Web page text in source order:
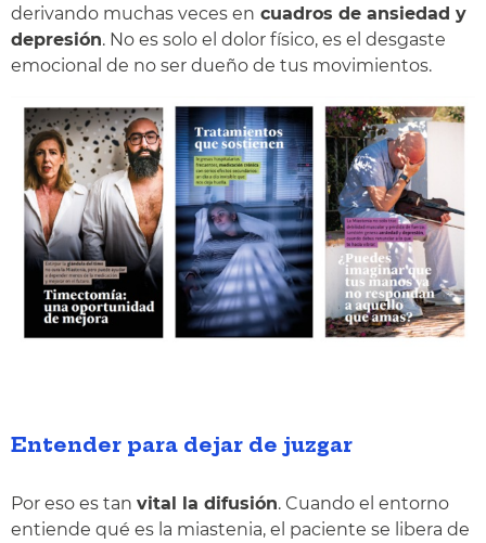
derivando muchas veces en cuadros de ansiedad y
depresión. No es solo el dolor físico, es el desgaste
emocional de no ser dueño de tus movimientos.
Entender para dejar de juzgar
Por eso es tan vital la difusión. Cuando el entorno
entiende qué es la miastenia, el paciente se libera de